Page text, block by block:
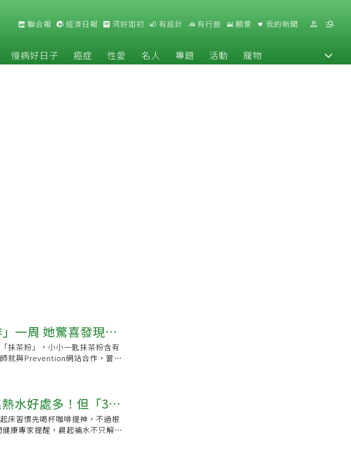
聯合報 經濟日報 河好如初 有設計 有行旅 願景 我的新聞
慢病好日子 癌症 性愛 名人 專題 活動 寵物
一周 她驚喜發現：
抹茶粉」，小小一匙抹茶粉含有
就與Prevention網站合作，嘗試
是兒茶素和抗氧化成分被認為對
存在於茶葉的特殊氨基酸，能促
咖啡因協同作用，提升大腦專注
狀態。此外，抹茶富含兒茶素等
力，對於維持皮膚細胞健康也很
水好處多！但「3個
床習慣先喝杯咖啡提神，不過根
康專家提醒，晨起補水不只解